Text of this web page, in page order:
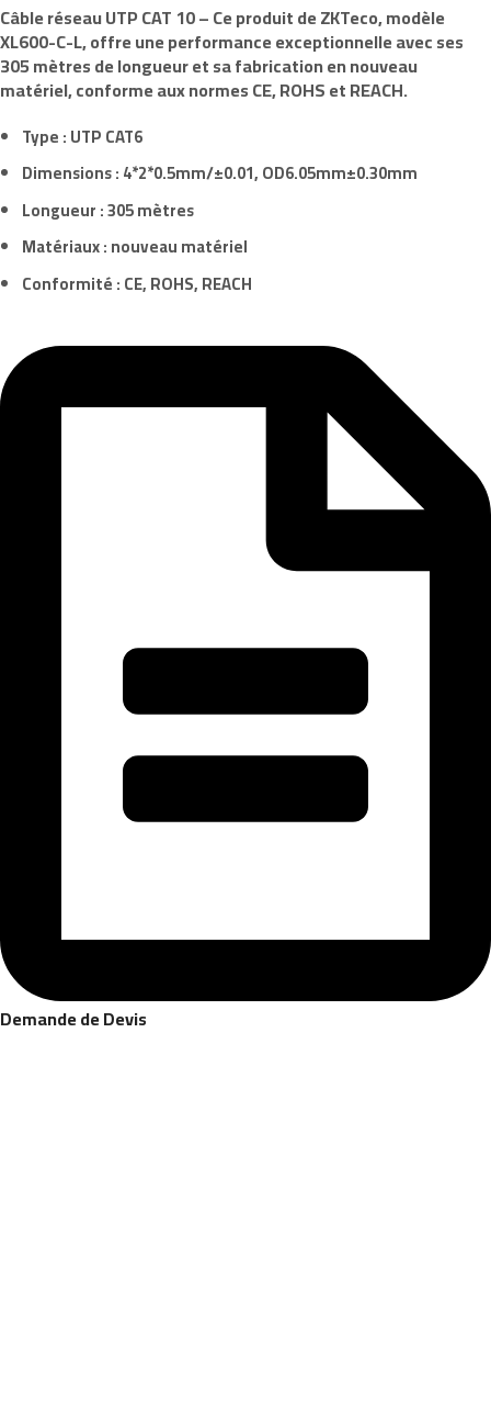
Câble réseau UTP CAT 10– Ce produit deZKTeco, modèle
XL600-C-L, offre une performance exceptionnelle avec ses
305 mètres de longueur et sa fabrication en nouveau
matériel, conforme aux normes CE, ROHS et REACH.
Type :UTP CAT6
Dimensions : 4*2*0.5mm/±0.01, OD6.05mm±0.30mm
Longueur : 305 mètres
Matériaux :nouveau matériel
Conformité :CE, ROHS, REACH
Demande de Devis